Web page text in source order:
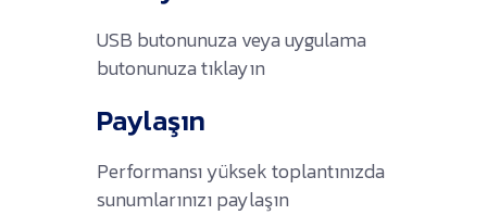
USB butonunuza veya uygulama
butonunuza tıklayın
Paylaşın
Performansı yüksek toplantınızda
sunumlarınızı paylaşın